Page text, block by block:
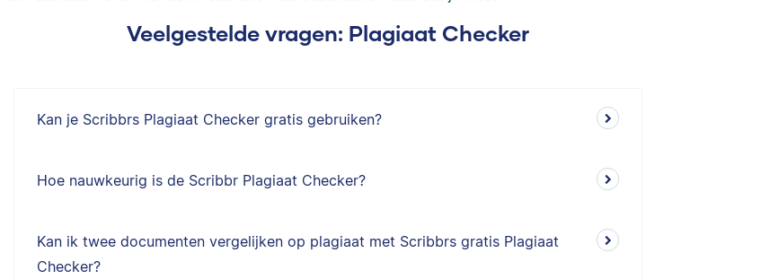
Veelgestelde vragen: Plagiaat Checker
Kan je Scribbrs Plagiaat Checker gratis gebruiken?
Hoe nauwkeurig is de Scribbr Plagiaat Checker?
Kan ik twee documenten vergelijken op plagiaat met Scribbrs gratis Plagiaat
Checker?